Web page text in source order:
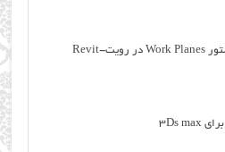
آموزش کامل دستور Work Planes در رویت-Revit